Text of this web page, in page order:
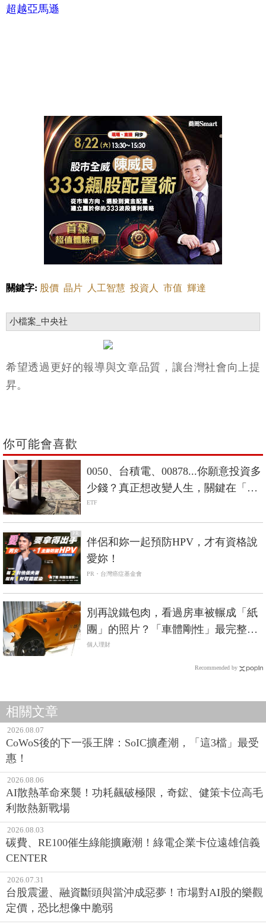
超越亞馬遜
關鍵字: 股價 晶片 人工智慧 投資人 市值 輝達
小檔案_中央社
希望透過更好的報導與文章品質，讓台灣社會向上提
昇。
你可能會喜歡
0050、台積電、00878...你願意投資多
少錢？真正想改變人生，關鍵在「數
大」
ETF
PR
伴侶和妳一起預防HPV，才有資格說
愛妳！
PR・台灣癌症基金會
別再說鐵包肉，看過房車被輾成「紙
團」的照片？「車體剛性」最完整解
析《高級進口車篇》
個人理財
Recommended by
相關文章
2026.08.07
CoWoS後的下一張王牌：SoIC擴產潮，「這3檔」最受
惠！
2026.08.06
AI散熱革命來襲！功耗飆破極限，奇鋐、健策卡位高毛
利散熱新戰場
2026.08.03
碳費、RE100催生綠能擴廠潮！綠電企業卡位遠雄信義
CENTER
2026.07.31
台股震盪、融資斷頭與當沖成惡夢！市場對AI股的樂觀
定價，恐比想像中脆弱